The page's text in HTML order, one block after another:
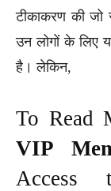
टीकाकरण की जो
उन लोगों के लिए
है। लेकिन,
To Read
VIP